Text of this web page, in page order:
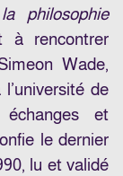
philosophie
à rencontrer
Wade,
de
et
le dernier
lu et validé